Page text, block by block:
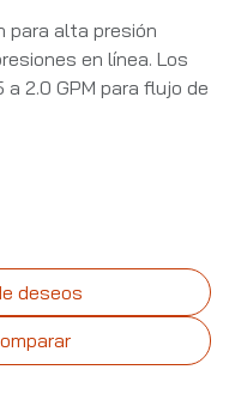
para alta presión
en línea. Los
2.0 GPM para flujo de
deseos